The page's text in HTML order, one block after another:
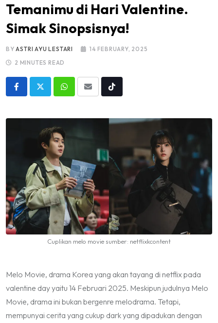
Temanimu di Hari Valentine.
Simak Sinopsisnya!
BYASTRI AYU LESTARI
14 FEBRUARY, 2025
2 MINUTES READ
Whatsapp
Share
Email
Tiktok
Cuplikan melo movie sumber: netflixkcontent
Melo Movie, drama Korea yang akan tayang di netflixpada
valentine dayyaitu 14 Februari 2025. Meskipun judulnya Melo
Movie, drama ini bukan bergenre melodrama. Tetapi,
mempunyai cerita yang cukup darkyang dipadukan dengan